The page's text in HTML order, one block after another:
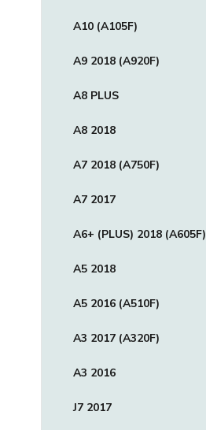
A10 (A105F)
A9 2018 (A920F)
A8 PLUS
A8 2018
A7 2018 (A750F)
A7 2017
A6+ (PLUS) 2018 (A605F)
A5 2018
A5 2016 (A510F)
A3 2017 (A320F)
A3 2016
J7 2017